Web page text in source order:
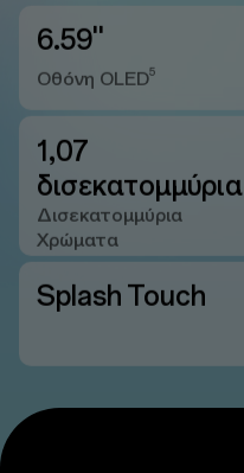
6.59''
Οθόνη OLED5
1,07
δισεκατομμύρια
Δισεκατομμύρια
Χρώματα
Splash Touch